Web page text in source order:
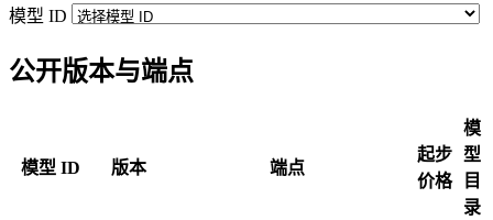
模型 ID
公开版本与端点
模型 ID 版本 端点
起步
价格
模
型
目
录